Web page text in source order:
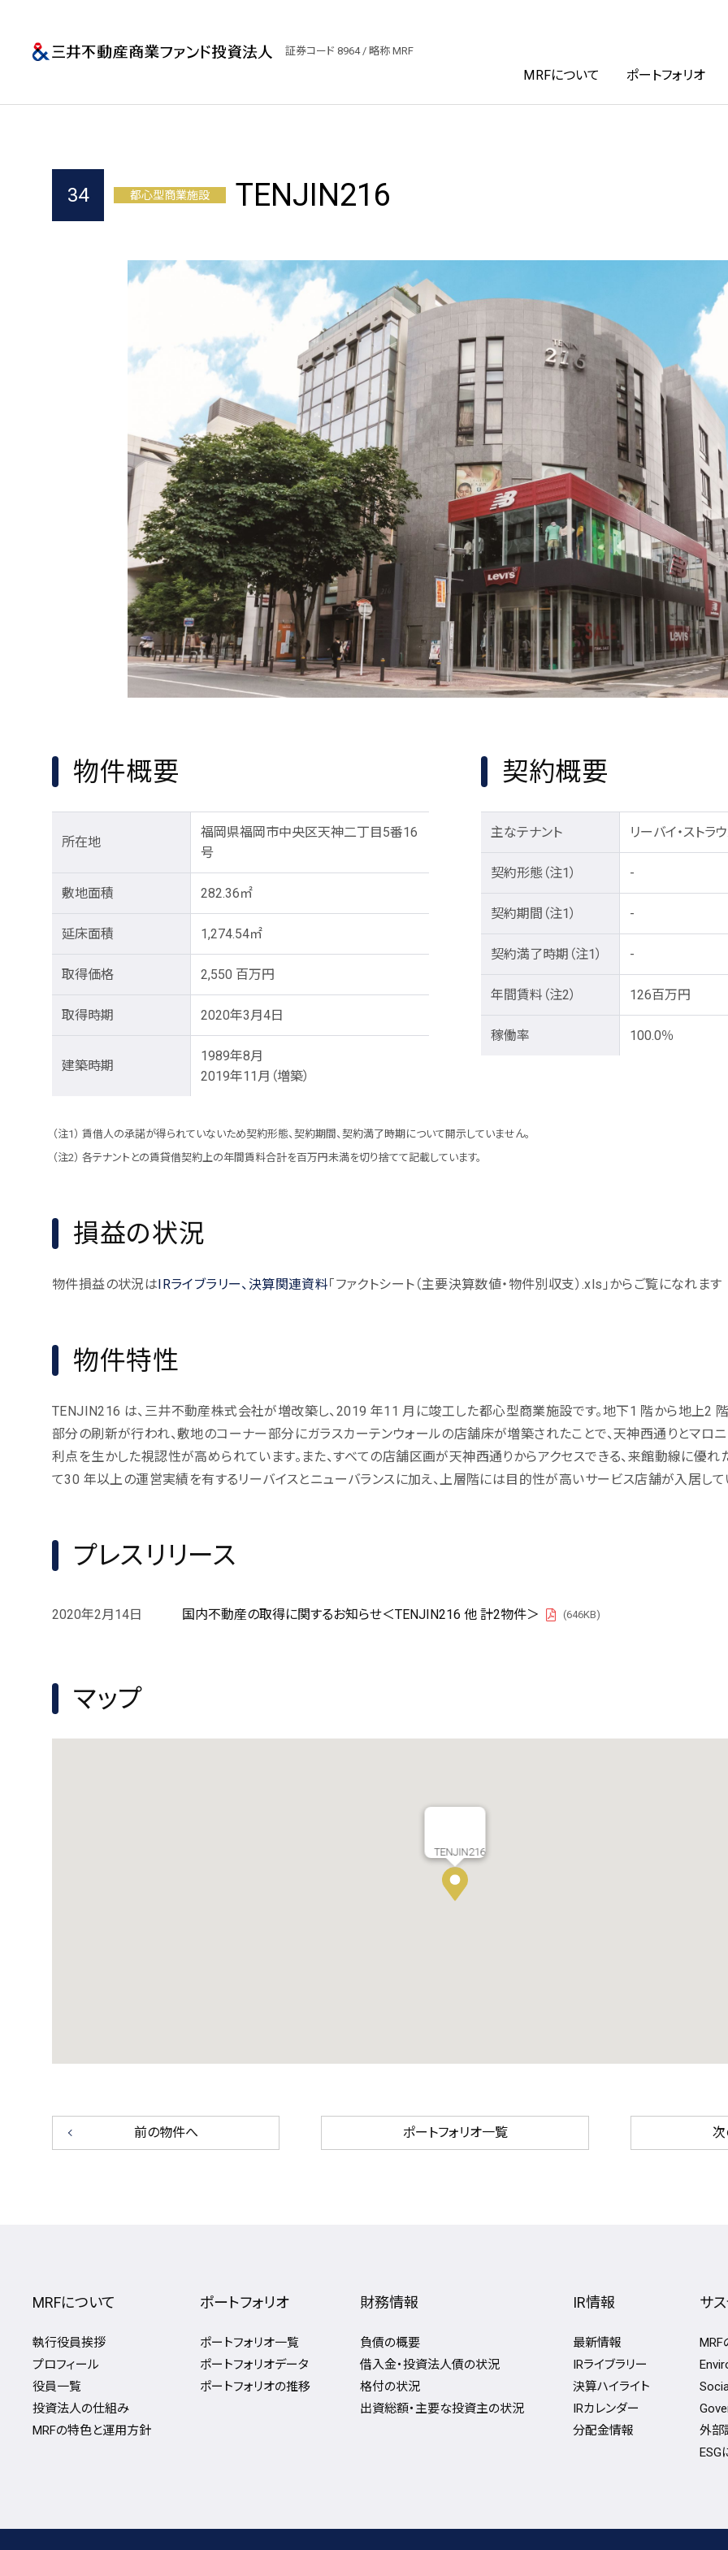
証券コード 8964 / 略称 MRF
MRFについて ポートフォリオ
34 都心型商業施設 TENJIN216
物件概要
所在地
福岡県福岡市中央区天神二丁目5番16
号
敷地面積 282.36㎡
延床面積 1,274.54㎡
取得価格 2,550 百万円
取得時期 2020年3月4日
建築時期
1989年8月
2019年11月（増築）
契約概要
主なテナント リーバイ・ストラ
契約形態 （注1） -
契約期間 （注1） -
契約満了時期 （注1） -
年間賃料 （注2） 126百万円
稼働率 100.0％
賃借人の承諾が得られていないため契約形態、契約期間、契約満了時期について開示していません。
各テナントとの賃貸借契約上の年間賃料合計を百万円未満を切り捨てて記載しています。
損益の状況
物件損益の状況はIRライブラリー、決算関連資料「ファクトシート（主要決算数値・物件別収支）.xls」からご覧になれます
物件特性
TENJIN216 は、三井不動産株式会社が増改築し、2019 年11 月に竣工した都心型商業施設です。地下1 階から地上2
部分の刷新が行われ、敷地のコーナー部分にガラスカーテンウォールの店舗床が増築されたことで、天神西通りとマロ
利点を生かした視認性が高められています。また、すべての店舗区画が天神西通りからアクセスできる、来館動線に優れ
て30 年以上の運営実績を有するリーバイスとニューバランスに加え、上層階には目的性が高いサービス店舗が入居して
プレスリリース
2020年2月14日 国内不動産の取得に関するお知らせ＜TENJIN216 他 計2物件＞ PDF
(646KB)
マップ
TENJIN216
前の物件へ ポートフォリオ一覧 次
MRFについて
執行役員挨拶
プロフィール
役員一覧
投資法人の仕組み
MRFの特色と運用方針
ポートフォリオ
ポートフォリオ一覧
ポートフォリオデータ
ポートフォリオの推移
財務情報
負債の概要
借入金・投資法人債の状況
格付の状況
出資総額・主要な投資主の状況
IR情報
最新情報
IRライブラリー
決算ハイライト
IRカレンダー
分配金情報
サ
MRF
外部
ESG